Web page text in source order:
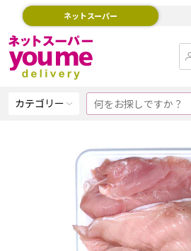
ネットスーパー
カテゴリー